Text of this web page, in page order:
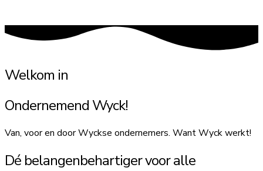
Welkom in
Ondernemend Wyck!
Van, voor en door Wyckse ondernemers. Want Wyck werkt!
Dé belangenbehartiger voor alle